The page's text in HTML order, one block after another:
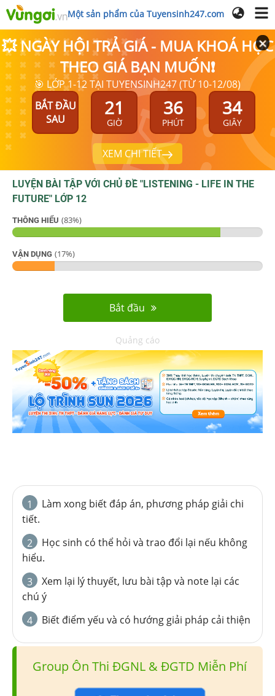
Một sản phẩm của Tuyensinh247.com
💥 NGÀY HỘI TRẢ GIÁ - MUA KHOÁ HỌC
THEO GIÁ BẠN MUỐN❗
🎯 LỚP 1-12 TẠI TUYENSINH247 (TỪ 10-12/08)
BẮT ĐẦU
SAU
21
GIỜ
36
PHÚT
33
GIÂY
XEM CHI TIẾT
LUYỆN BÀI TẬP VỚI CHỦ ĐỀ "LISTENING - LIFE IN THE
FUTURE" LỚP 12
THÔNG HIỂU (83%)
VẬN DỤNG (17%)
Bắt đầu
Quảng cáo
1
Làm xong biết đáp án, phương pháp giải chi
tiết.
2
Học sinh có thể hỏi và trao đổi lại nếu không
hiểu.
3
Xem lại lý thuyết, lưu bài tập và note lại các
chú ý
4
Biết điểm yếu và có hướng giải pháp cải thiện
Group Ôn Thi ĐGNL & ĐGTD Miễn Phí